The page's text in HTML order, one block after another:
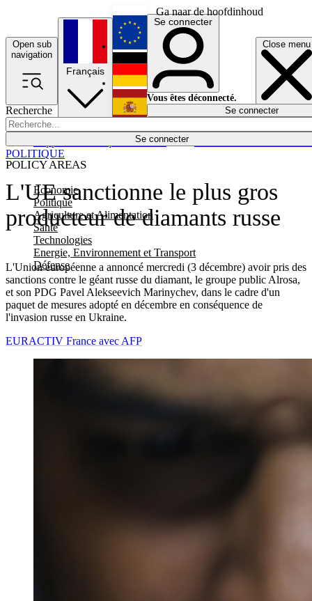
Ga naar de hoofdinhoud
Open sub
navigation
Close menu
Recherche
Se connecter
POLICY AREAS
Economie
Politique
Agriculture et Alimentation
Santé
Technologies
Energie, Environnement et Transport
Défense
Économie
Français
English
Deutsch
Español
Se connecter
Vous êtes déconnecté.
Se connecter
L'UE sanctionne le plus gros
producteur de diamants russe
L'Union européenne a annoncé mercredi (3 décembre) avoir pris des
sanctions contre le géant russe du diamant, le groupe public Alrosa,
et son PDG Pavel Alekseevich Marinychev, dans le cadre d'un
paquet de mesures adopté en décembre en conséquence de
l'invasion russe en Ukraine.
POLITIQUE
EURACTIV France avec AFP